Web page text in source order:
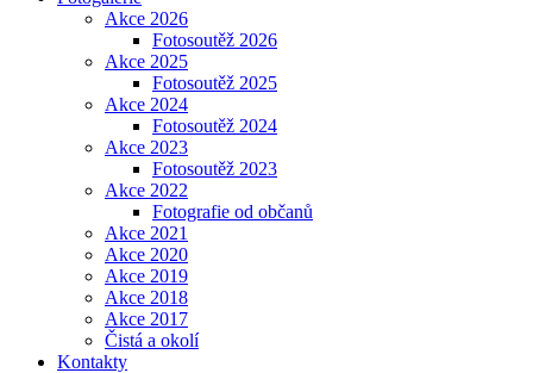
Akce 2026
Fotosoutěž 2026
Akce 2025
Fotosoutěž 2025
Akce 2024
Fotosoutěž 2024
Akce 2023
Fotosoutěž 2023
Akce 2022
Fotografie od občanů
Akce 2021
Akce 2020
Akce 2019
Akce 2018
Akce 2017
Čistá a okolí
Kontakty